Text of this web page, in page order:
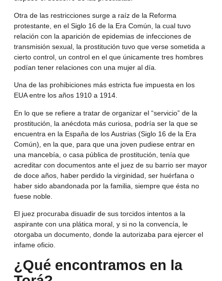
Otra de las restricciones surge a raíz de la Reforma
protestante, en el Siglo 16 de la Era Común, la cual tuvo
relación con la aparición de epidemias de infecciones de
transmisión sexual, la prostitución tuvo que verse sometida a
cierto control, un control en el que únicamente tres hombres
podían tener relaciones con una mujer al día.
Una de las prohibiciones más estricta fue impuesta en los
EUA entre los años 1910 a 1914.
En lo que se refiere a tratar de organizar el “servicio” de la
prostitución, la anécdota más curiosa, podría ser la que se
encuentra en la España de los Austrias (Siglo 16 de la Era
Común), en la que, para que una joven pudiese entrar en
una mancebía, o casa pública de prostitución, tenía que
acreditar con documentos ante el juez de su barrio ser mayor
de doce años, haber perdido la virginidad, ser huérfana o
haber sido abandonada por la familia, siempre que ésta no
fuese noble.
El juez procuraba disuadir de sus torcidos intentos a la
aspirante con una plática moral, y si no la convencía, le
otorgaba un documento, donde la autorizaba para ejercer el
infame oficio.
¿Qué encontramos en la